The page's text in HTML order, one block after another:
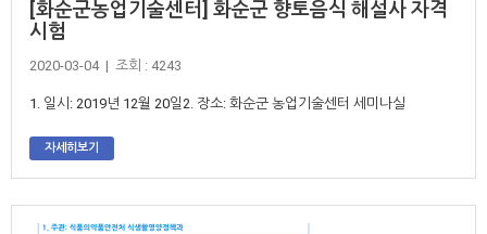
[화순군농업기술센터] 화순군 향토음식 해설사 자격
시험
2020-03-04 | 조회 : 4243
1. 일시: 2019년 12월 20일2. 장소: 화순군 농업기술센터 세미나실
자세히보기